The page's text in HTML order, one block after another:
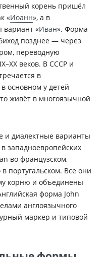
корень пришёл
«Иоанн», а в
вариант «Иван». Форма
позднее — через
переводную
веков. В СССР и
в
основном у детей
живёт в многоязычной
и диалектные варианты
западноевропейских
во французском,
португальском. Все они
корню и объединены
форма John
англоязычного
маркер и типовой